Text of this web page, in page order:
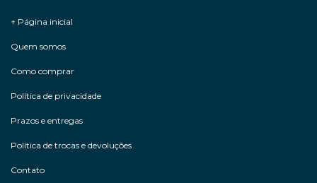
↑ Página inicial
Quem somos
Como comprar
Política de privacidade
Prazos e entregas
Política de trocas e devoluções
Contato